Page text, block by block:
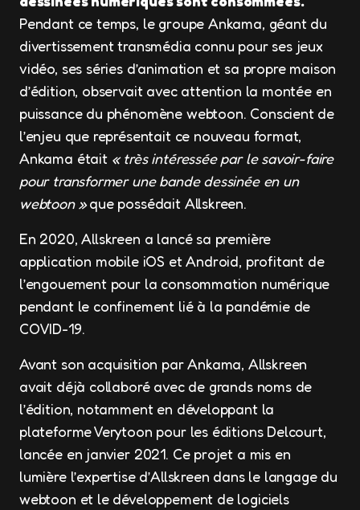
Pendant ce temps, le groupe Ankama, géant du
divertissement transmédia connu pour ses jeux
vidéo, ses séries d’animation et sa propre maison
d’édition, observait avec attention la montée en
puissance du phénomène webtoon. Conscient de
l’enjeu que représentait ce nouveau format,
Ankama était « très intéressée par le savoir-faire
pour transformer une bande dessinée en un
webtoon »que possédait Allskreen.
En 2020, Allskreen a lancé sa première
application mobile iOS et Android, profitant de
l’engouement pour la consommation numérique
pendant le confinement lié à la pandémie de
COVID-19.
Avant son acquisition par Ankama, Allskreen
avait déjà collaboré avec de grands noms de
l’édition, notamment en développant la
plateforme Verytoon pour les éditions Delcourt,
lancée en janvier 2021. Ce projet a mis en
lumière l’expertise d’Allskreen dans le langage du
webtoon et le développement de logiciels